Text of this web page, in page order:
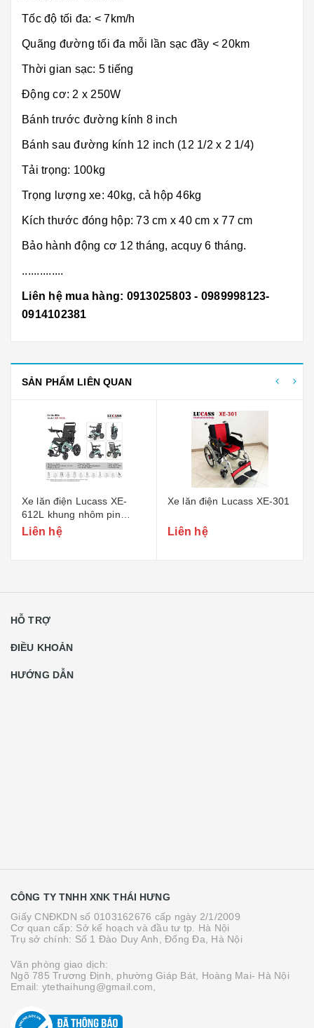
Tốc độ tối đa: < 7km/h
Quãng đường tối đa mỗi lần sạc đầy < 20km
Thời gian sạc: 5 tiếng
Động cơ: 2 x 250W
Bánh trước đường kính 8 inch
Bánh sau đường kính 12 inch (12 1/2 x 2 1/4)
Tải trọng: 100kg
Trọng lượng xe: 40kg, cả hộp 46kg
Kích thước đóng hộp: 73 cm x 40 cm x 77 cm
Bảo hành động cơ 12 tháng, acquy 6 tháng.
..............
Liên hệ mua hàng: 0913025803 - 0989998123-
0914102381
SẢN PHẨM LIÊN QUAN
Xe lăn điện Lucass XE-
612L khung nhôm pin
lithium
Liên hệ
Xe lăn điện Lucass XE-301
Liên hệ
HỖ TRỢ
ĐIỀU KHOẢN
HƯỚNG DẪN
CÔNG TY TNHH XNK THÁI HƯNG
Giấy CNĐKDN số 0103162676 cấp ngày 2/1/2009
Cơ quan cấp: Sở kế hoạch và đầu tư tp. Hà Nội
Trụ sở chính: Số 1 Đào Duy Anh, Đống Đa, Hà Nội
Văn phòng giao dịch:
Ngõ 785 Trương Định, phường Giáp Bát, Hoàng Mai- Hà Nội
Email: ytethaihung@gmail.com,